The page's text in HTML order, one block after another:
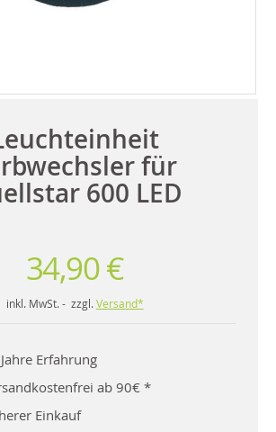
für
600 LED
34,90 €
inkl. MwSt. - zzgl. Versand*
Erfahrung
ab 90€ *
Einkauf